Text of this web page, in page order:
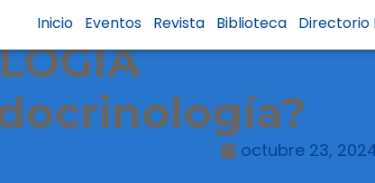
Inicio Eventos Revista Biblioteca Directorio
octubre 23,